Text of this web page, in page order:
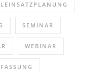
SEMINAR
WEBINAR